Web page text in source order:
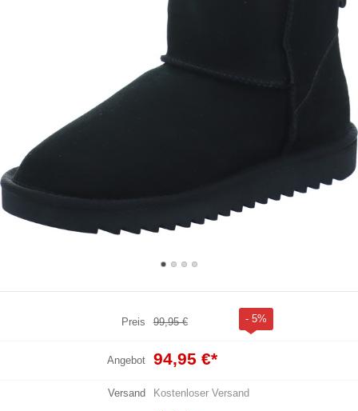
Preis 99,95 € - 5%
Angebot 94,95 €*
Versand Kostenloser Versand